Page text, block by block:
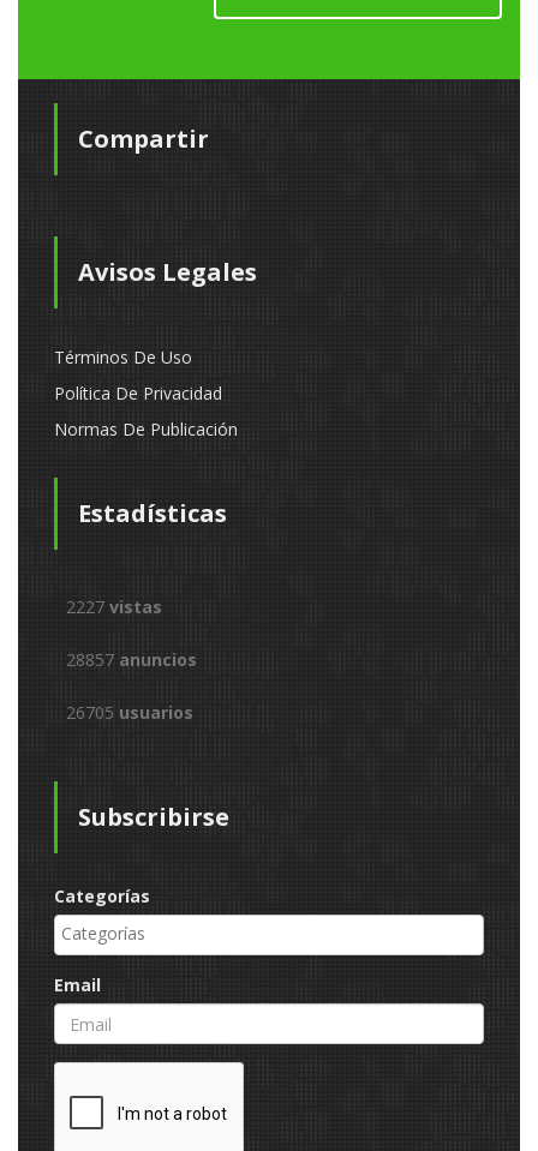
Compartir
Avisos Legales
Términos De Uso
Política De Privacidad
Normas De Publicación
Estadísticas
2227 vistas
28857 anuncios
26705 usuarios
Subscribirse
Categorías
Email